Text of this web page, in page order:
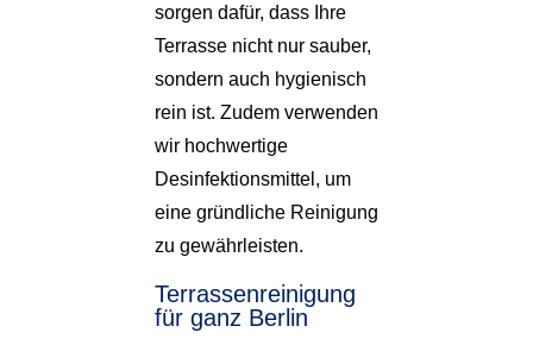
sorgen dafür, dass Ihre
Terrasse nicht nur sauber,
sondern auch hygienisch
rein ist. Zudem verwenden
wir hochwertige
Desinfektionsmittel, um
eine gründliche Reinigung
zu gewährleisten.
Terrassenreinigung
für ganz Berlin